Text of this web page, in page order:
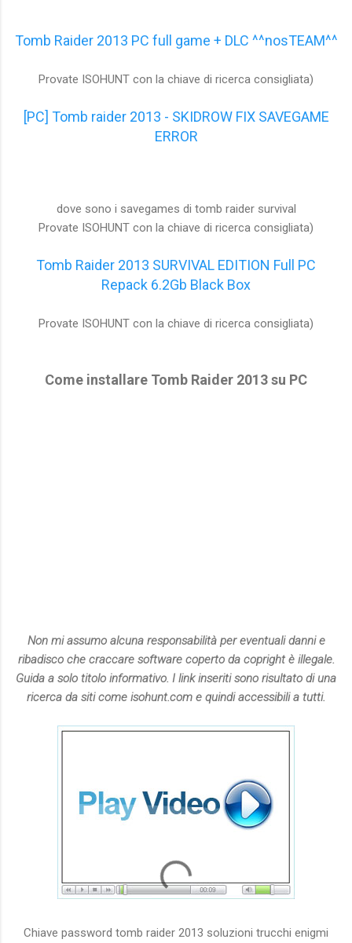
Tomb Raider 2013 PC full game + DLC ^^nosTEAM^^
Provate ISOHUNT con la chiave di ricerca consigliata)
[PC] Tomb raider 2013 - SKIDROW FIX SAVEGAME
ERROR
dove sono i savegames di tomb raider survival
Provate ISOHUNT con la chiave di ricerca consigliata)
Tomb Raider 2013 SURVIVAL EDITION Full PC
Repack 6.2Gb Black Box
Provate ISOHUNT con la chiave di ricerca consigliata)
Come installare Tomb Raider 2013 su PC
Non mi assumo alcuna responsabilità per eventuali danni e
ribadisco che craccare software coperto da copright è illegale.
Guida a solo titolo informativo. I link inseriti sono risultato di una
ricerca da siti come isohunt.com e quindi accessibili a tutti.
Chiave password tomb raider 2013 soluzioni trucchi enigmi